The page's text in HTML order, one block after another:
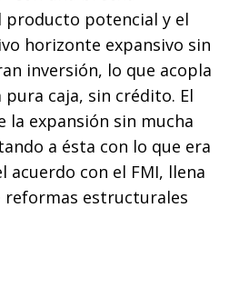
producto potencial y el
horizonte expansivo sin
inversión, lo que acopla
pura caja, sin crédito. El
la expansión sin mucha
a ésta con lo que era
acuerdo con el FMI, llena
reformas estructurales